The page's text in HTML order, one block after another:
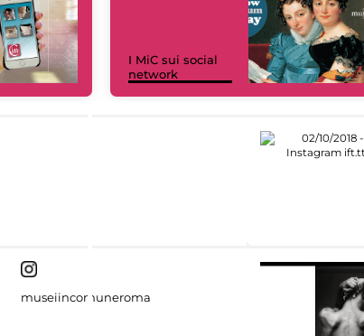
I MiC sui social
network
museiincomuneroma